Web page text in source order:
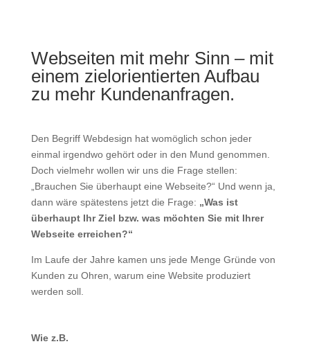
Webseiten mit mehr Sinn – mit
einem zielorientierten Aufbau
zu mehr Kundenanfragen.
Den Begriff Webdesign hat womöglich schon jeder
einmal irgendwo gehört oder in den Mund genommen.
Doch vielmehr wollen wir uns die Frage stellen:
„Brauchen Sie überhaupt eine Webseite?“ Und wenn ja,
dann wäre spätestens jetzt die Frage: „Was ist
überhaupt Ihr Ziel bzw. was möchten Sie mit Ihrer
Webseite erreichen?“
Im Laufe der Jahre kamen uns jede Menge Gründe von
Kunden zu Ohren, warum eine Website produziert
werden soll.
Wie z.B.